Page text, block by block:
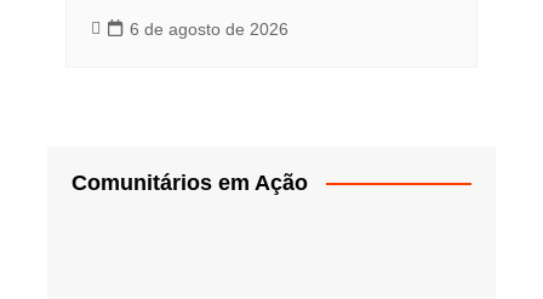
6 de agosto de 2026
Comunitários em Ação